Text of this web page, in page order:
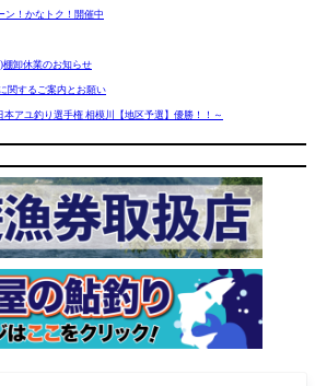
ン！かなトク！開催中
卸休業のお知らせ
関するご案内とお願い
アユ釣り選手権 相模川【地区予選】優勝！！～
【商
ント
いか
す
タイ
アン
揃ってま
す！ 当店
在庫